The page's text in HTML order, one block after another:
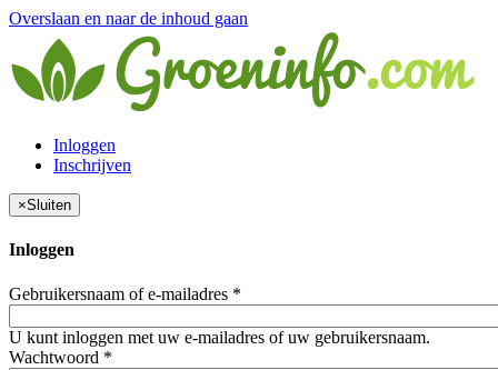
Overslaan en naar de inhoud gaan
Inloggen
Inschrijven
×Sluiten
Inloggen
Gebruikersnaam of e-mailadres *
U kunt inloggen met uw e-mailadres of uw gebruikersnaam.
Wachtwoord *